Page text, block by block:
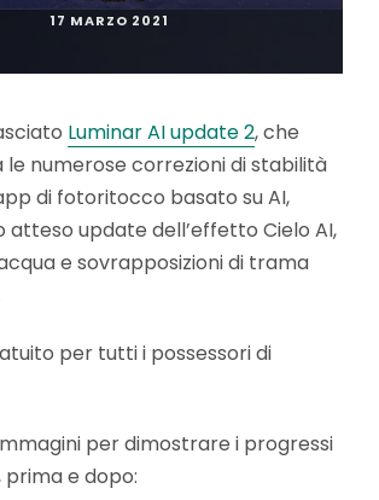
17 MARZO 2021
Luminar AI update 2, che
numerose correzioni di stabilità
di fotoritocco basato su AI,
atteso update dell’effetto Cielo AI,
e sovrapposizioni di trama
per tutti i possessori di
per dimostrare i progressi
e dopo: